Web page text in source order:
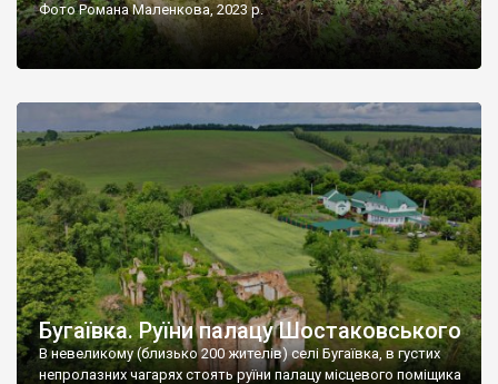
Фото Романа Маленкова, 2023 р.
Бугаївка. Руїни палацу Шостаковського
В невеликому (близько 200 жителів) селі Бугаївка, в густих
непролазних чагарях стоять руїни палацу місцевого поміщика